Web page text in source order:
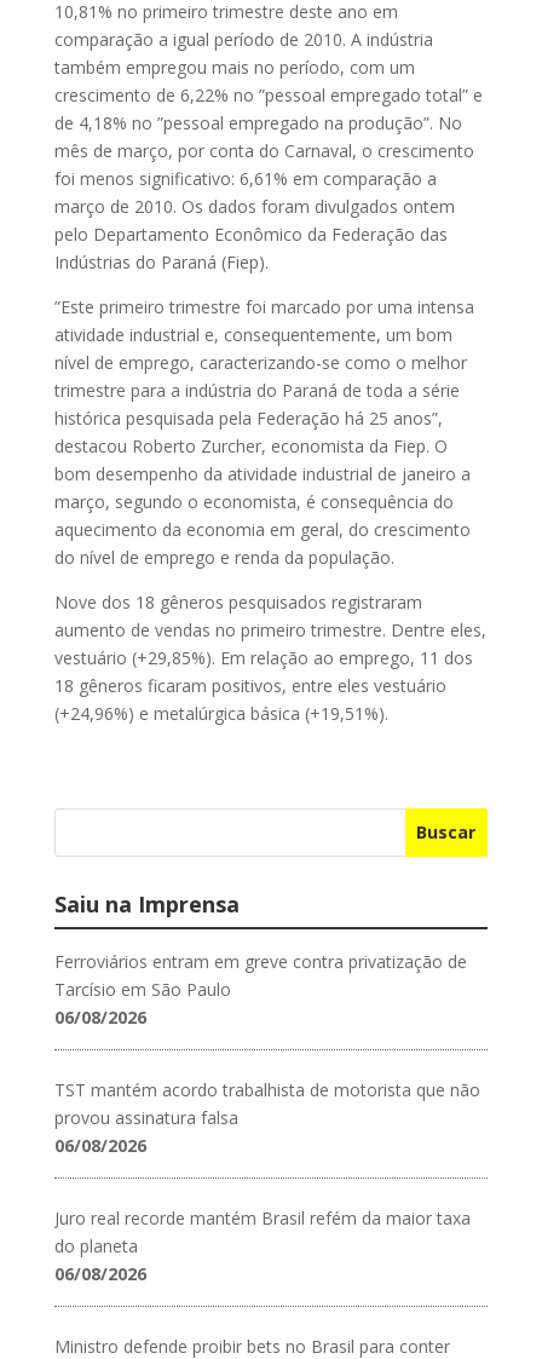
10,81% no primeiro trimestre deste ano em
comparação a igual período de 2010. A indústria
também empregou mais no período, com um
crescimento de 6,22% no ”pessoal empregado total” e
de 4,18% no ”pessoal empregado na produção”. No
mês de março, por conta do Carnaval, o crescimento
foi menos significativo: 6,61% em comparação a
março de 2010. Os dados foram divulgados ontem
pelo Departamento Econômico da Federação das
Indústrias do Paraná (Fiep).
”Este primeiro trimestre foi marcado por uma intensa
atividade industrial e, consequentemente, um bom
nível de emprego, caracterizando-se como o melhor
trimestre para a indústria do Paraná de toda a série
histórica pesquisada pela Federação há 25 anos”,
destacou Roberto Zurcher, economista da Fiep. O
bom desempenho da atividade industrial de janeiro a
março, segundo o economista, é consequência do
aquecimento da economia em geral, do crescimento
do nível de emprego e renda da população.
Nove dos 18 gêneros pesquisados registraram
aumento de vendas no primeiro trimestre. Dentre eles,
vestuário (+29,85%). Em relação ao emprego, 11 dos
18 gêneros ficaram positivos, entre eles vestuário
(+24,96%) e metalúrgica básica (+19,51%).
Buscar
Saiu na Imprensa
Ferroviários entram em greve contra privatização de
Tarcísio em São Paulo
06/08/2026
TST mantém acordo trabalhista de motorista que não
provou assinatura falsa
06/08/2026
Juro real recorde mantém Brasil refém da maior taxa
do planeta
06/08/2026
Ministro defende proibir bets no Brasil para conter